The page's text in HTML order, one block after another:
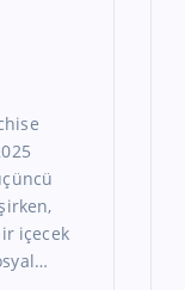
içecek